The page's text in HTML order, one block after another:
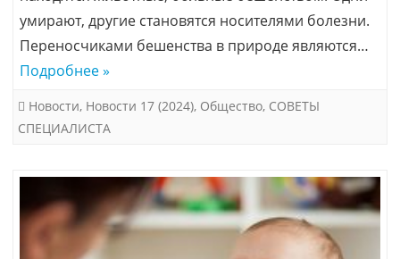
умирают, другие становятся носителями болезни.
Переносчиками бешенства в природе являются…
Подробнее »
Новости, Новости 17 (2024), Общество, СОВЕТЫ
СПЕЦИАЛИСТА